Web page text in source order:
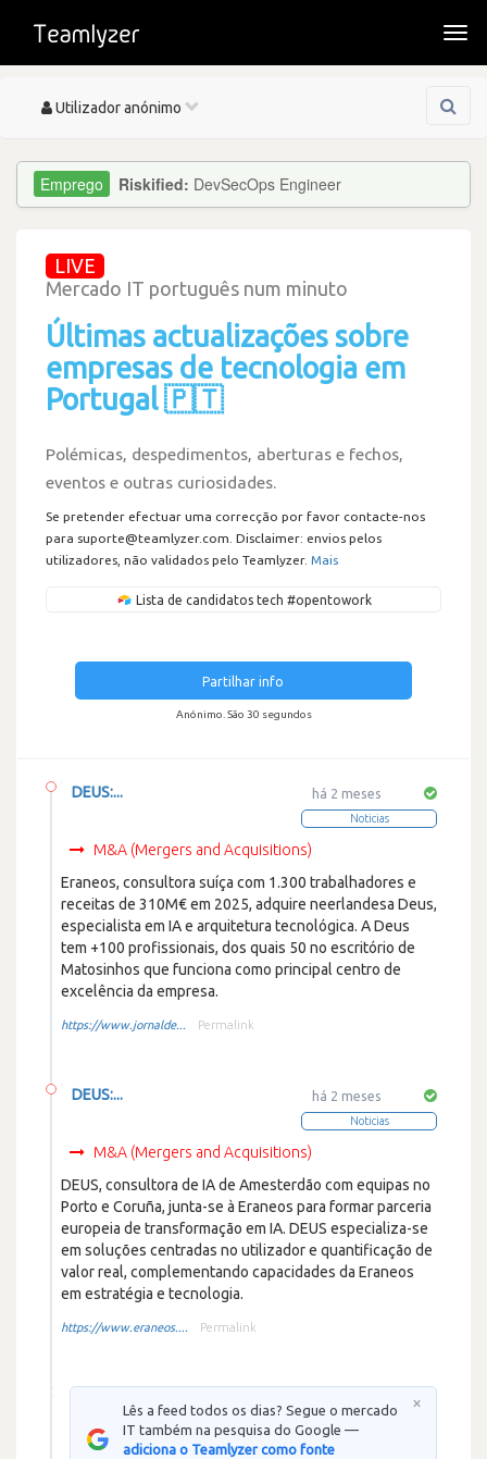
Toggle
Utilizador anónimo
Riskified: DevSecOps Engineer
LIVE
Mercado IT português num minuto
Últimas actualizações sobre
empresas de tecnologia em
Portugal 🇵🇹
Polémicas, despedimentos, aberturas e fechos,
eventos e outras curiosidades.
Se pretender efectuar uma correcção por favor contacte-nos
para suporte@teamlyzer.com. Disclaimer: envios pelos
utilizadores, não validados pelo Teamlyzer. Mais
Lista de candidatos tech #opentowork
Partilhar info
Anónimo. São 30 segundos
há 2 meses
Noticias
DEUS:...
M&A (Mergers and Acquisitions)
Eraneos, consultora suíça com 1.300 trabalhadores e
receitas de 310M€ em 2025, adquire neerlandesa Deus,
especialista em IA e arquitetura tecnológica. A Deus
tem +100 profissionais, dos quais 50 no escritório de
Matosinhos que funciona como principal centro de
excelência da empresa.
https://www.jornalde... Permalink
há 2 meses
Noticias
DEUS:...
M&A (Mergers and Acquisitions)
DEUS, consultora de IA de Amesterdão com equipas no
Porto e Coruña, junta-se à Eraneos para formar parceria
europeia de transformação em IA. DEUS especializa-se
em soluções centradas no utilizador e quantificação de
valor real, complementando capacidades da Eraneos
em estratégia e tecnologia.
https://www.eraneos.... Permalink
Lês a feed todos os dias? Segue o mercado
IT também na pesquisa do Google —
adiciona o Teamlyzer como fonte
×